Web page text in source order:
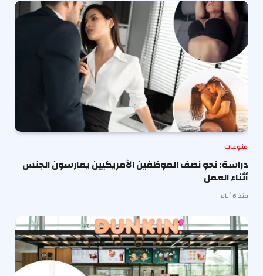
منوعات
دراسة: نحو نصف الموظفين الأمريكيين يمارسون الجنس
أثناء العمل
منذ 6 أيام